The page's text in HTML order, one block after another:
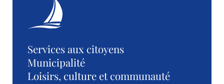
Services aux citoyens
Municipalité
Loisirs, culture et communauté